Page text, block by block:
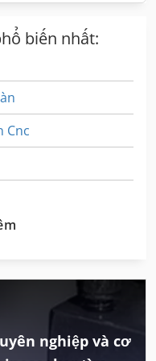
biến nhất:
Cnc
nghiệp và cơ